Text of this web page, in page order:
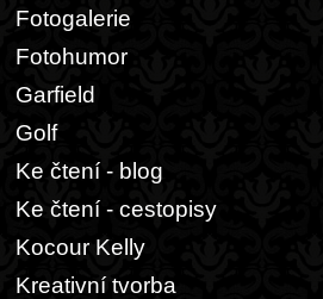
Fotogalerie
Fotohumor
Garfield
Golf
Ke čtení - blog
Ke čtení - cestopisy
Kocour Kelly
Kreativní tvorba